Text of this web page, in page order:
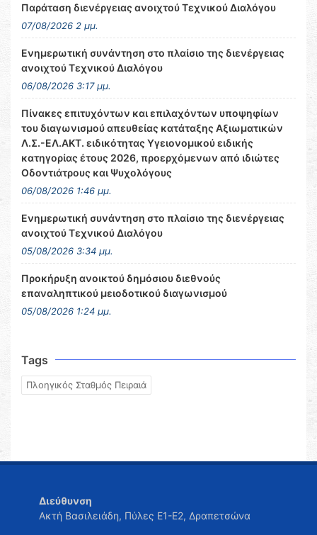
Παράταση διενέργειας ανοιχτού Τεχνικού Διαλόγου
07/08/2026 2 μμ.
Ενημερωτική συνάντηση στο πλαίσιο της διενέργειας
ανοιχτού Τεχνικού Διαλόγου
06/08/2026 3:17 μμ.
Πίνακες επιτυχόντων και επιλαχόντων υποψηφίων
του διαγωνισμού απευθείας κατάταξης Αξιωματικών
Λ.Σ.-ΕΛ.ΑΚΤ. ειδικότητας Υγειονομικού ειδικής
κατηγορίας έτους 2026, προερχόμενων από ιδιώτες
Οδοντιάτρους και Ψυχολόγους
06/08/2026 1:46 μμ.
Ενημερωτική συνάντηση στο πλαίσιο της διενέργειας
ανοιχτού Τεχνικού Διαλόγου
05/08/2026 3:34 μμ.
Προκήρυξη ανοικτού δημόσιου διεθνούς
επαναληπτικού μειοδοτικού διαγωνισμού
05/08/2026 1:24 μμ.
Tags
Πλοηγικός Σταθμός Πειραιά
Διεύθυνση
Ακτή Βασιλειάδη, Πύλες Ε1-Ε2, Δραπετσώνα